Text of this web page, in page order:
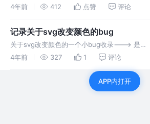
溢出的前提下我是首先判断我想到的是路由递归
确就跑异常报错
4年前 412 点赞 评论
记录关于svg改变颜色的bug
关于svg改变颜色的一个小bug收录---> 是这样
的由于ui小姐姐比较忙给了一张svg的切图，我
4年前 327 1 评论
APP内打开